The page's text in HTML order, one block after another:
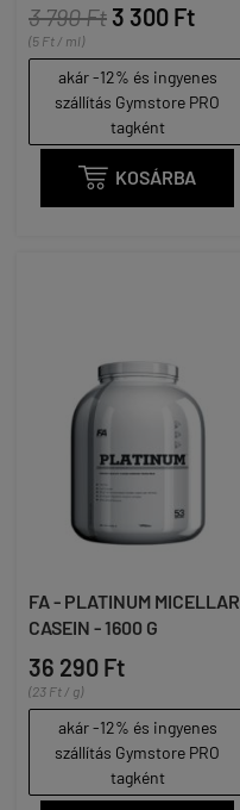
3 790 Ft 3 300 Ft
(5 Ft / ml)
akár -12% és ingyenes
szállítás Gymstore PRO
tagként
 KOSÁRBA
FA - PLATINUM MICELLAR
CASEIN - 1600 G
36 290 Ft
(23 Ft / g)
akár -12% és ingyenes
szállítás Gymstore PRO
tagként